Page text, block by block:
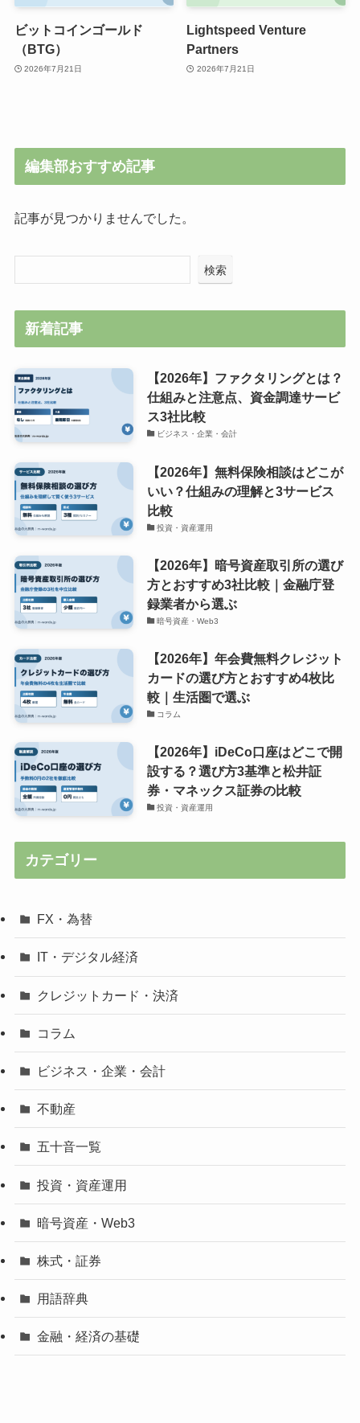
ビットコインゴールド
（BTG）
2026年7月21日
Lightspeed Venture
Partners
2026年7月21日
編集部おすすめ記事
記事が見つかりませんでした。
検索
新着記事
【2026年】ファクタリングとは？
仕組みと注意点、資金調達サービ
ス3社比較
ビジネス・企業・会計
【2026年】無料保険相談はどこが
いい？仕組みの理解と3サービス
比較
投資・資産運用
【2026年】暗号資産取引所の選び
方とおすすめ3社比較｜金融庁登
録業者から選ぶ
暗号資産・Web3
【2026年】年会費無料クレジット
カードの選び方とおすすめ4枚比
較｜生活圏で選ぶ
コラム
【2026年】iDeCo口座はどこで開
設する？選び方3基準と松井証
券・マネックス証券の比較
投資・資産運用
カテゴリー
FX・為替
IT・デジタル経済
クレジットカード・決済
コラム
ビジネス・企業・会計
不動産
五十音一覧
投資・資産運用
暗号資産・Web3
株式・証券
用語辞典
金融・経済の基礎